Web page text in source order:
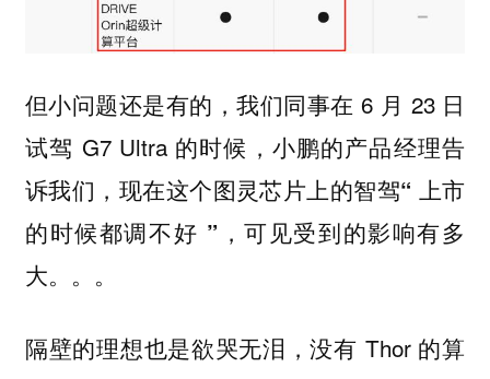
但小问题还是有的，我们同事在 6 月 23 日
试驾 G7 Ultra 的时候，小鹏的产品经理告
诉我们，现在这个图灵芯片上的智驾“ 上市
的时候都调不好 ” ，可见受到的影响有多
大。。。
隔壁的理想也是欲哭无泪，没有 Thor 的算